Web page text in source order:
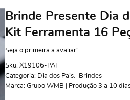
Brinde Presente Dia
Kit Ferramenta 16
Seja o primeira a avaliar!
Sku: X19106-PAI
Categoria: Dia dos Pais
Brindes
Marca: Grupo WMB | Produção 3 a 10